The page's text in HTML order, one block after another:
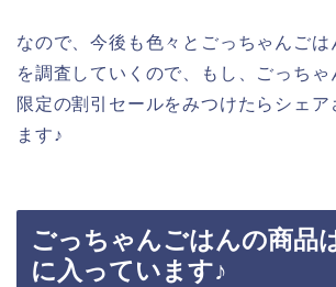
なので、今後も色々とごっちゃんごは
を調査していくので、もし、ごっちゃ
限定の割引セールをみつけたらシェア
ます♪
ごっちゃんごはんの商品
に入っています♪